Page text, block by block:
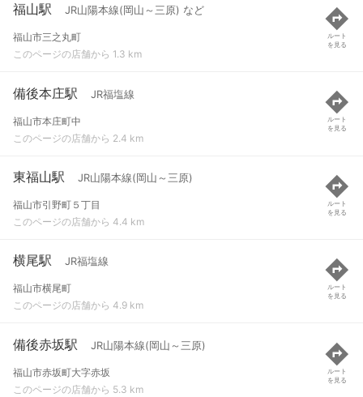
福山駅 JR山陽本線(岡山～三原) など
福山市三之丸町
このページの店舗から 1.3 km
ルート
を見る
備後本庄駅 JR福塩線
福山市本庄町中
このページの店舗から 2.4 km
ルート
を見る
東福山駅 JR山陽本線(岡山～三原)
福山市引野町５丁目
このページの店舗から 4.4 km
ルート
を見る
横尾駅 JR福塩線
福山市横尾町
このページの店舗から 4.9 km
ルート
を見る
備後赤坂駅 JR山陽本線(岡山～三原)
福山市赤坂町大字赤坂
このページの店舗から 5.3 km
ルート
を見る